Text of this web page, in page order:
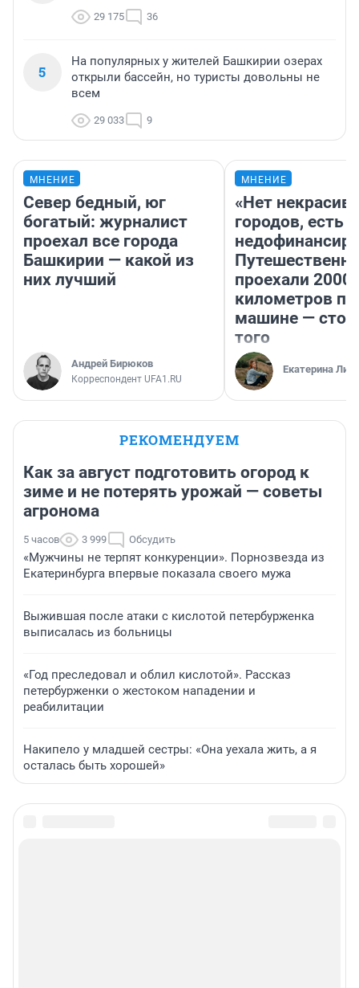
29 175 36
5
На популярных у жителей Башкирии озерах
открыли бассейн, но туристы довольны не
всем
29 033 9
МНЕНИЕ
Север бедный, юг
богатый: журналист
проехал все города
Башкирии — какой из
них лучший
Андрей Бирюков
Корреспондент UFA1.RU
МНЕНИЕ
«Нет
городов, есть
проехали 2000
километров по
машине —
того
Екатерина
РЕКОМЕНДУЕМ
Как за август подготовить огород к
зиме и не потерять урожай — советы
агронома
5 часов 3 999 Обсудить
«Мужчины не терпят конкуренции». Порнозвезда из
Екатеринбурга впервые показала своего мужа
Выжившая после атаки с кислотой петербурженка
выписалась из больницы
«Год преследовал и облил кислотой». Рассказ
петербурженки о жестоком нападении и
реабилитации
Накипело у младшей сестры: «Она уехала жить, а я
осталась быть хорошей»